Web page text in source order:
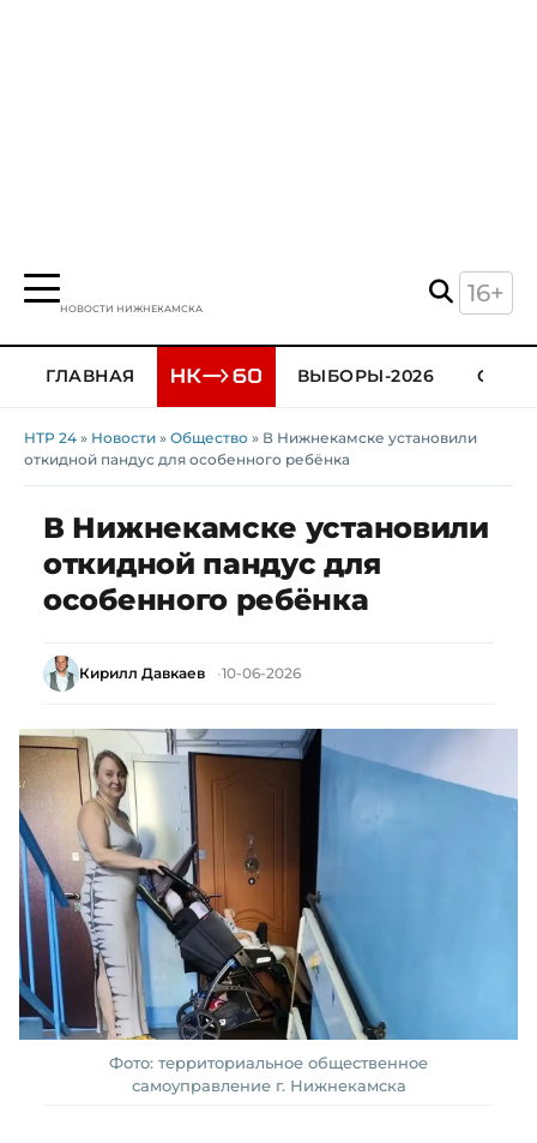
НОВОСТИ НИЖНЕКАМСКА
16+
ГЛАВНАЯ ВЫБОРЫ-2026
НТР 24 » Новости » Общество » В Нижнекамске установили
откидной пандус для особенного ребёнка
В Нижнекамске установили
откидной пандус для
особенного ребёнка
Кирилл Давкаев 10-06-2026
Фото: территориальное общественное
самоуправление г. Нижнекамска